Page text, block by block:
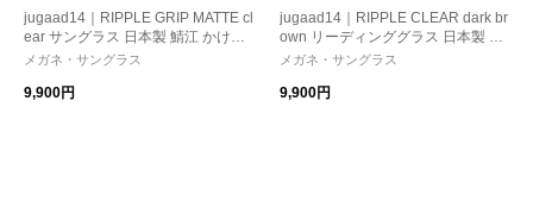
jugaad14｜RIPPLE GRIP MATTE cl
ear サングラス 日本製 鯖江 かけ心
地 ストレスフリー 機能性レンズ
ト
メガネ・サングラス
9,900円
jugaad14｜RIPPLE CLEAR dark br
own リーディンググラス 日本製 鯖
江 かけ心地 ストレスフリー 機能
日 ギフト
メガネ・サングラス
9,900円